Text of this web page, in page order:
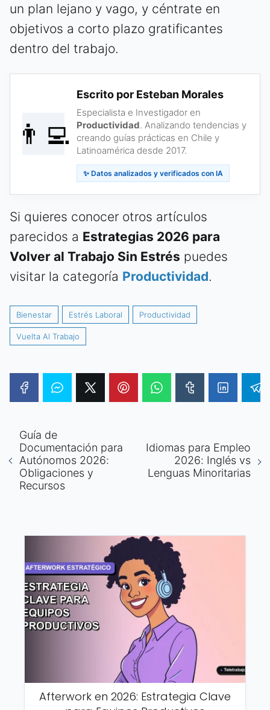
un plan lejano y vago, y céntrate en
objetivos a corto plazo gratificantes
dentro del trabajo.
👨‍💻
Escrito por Esteban Morales
Especialista e Investigador en
Productividad. Analizando tendencias y
creando guías prácticas en Chile y
Latinoamérica desde 2017.
✨ Datos analizados y verificados con IA
Si quieres conocer otros artículos
parecidos a Estrategias 2026 para
Volver al Trabajo Sin Estrés puedes
visitar la categoría Productividad.
Bienestar Estrés Laboral Productividad
Vuelta Al Trabajo
Guía de
Documentación para
Autónomos 2026:
Obligaciones y
Recursos
Idiomas para Empleo
2026: Inglés vs
Lenguas Minoritarias
Afterwork en 2026: Estrategia Clave